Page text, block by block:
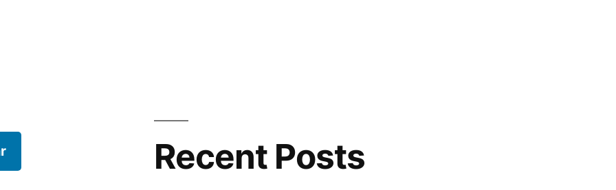
Recent Posts